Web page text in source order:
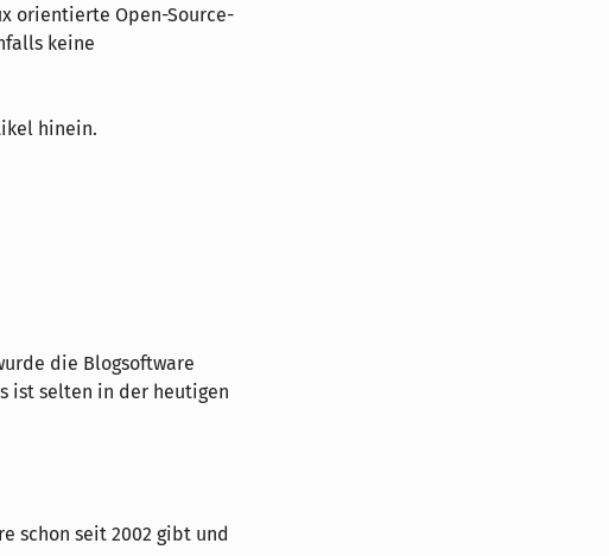
orientierte Open-Source-
keine
hinein.
die Blogsoftware
ist selten in der heutigen
schon seit 2002 gibt und